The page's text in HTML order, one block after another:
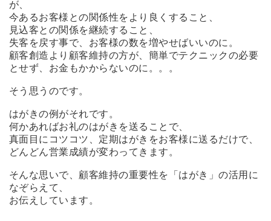
が、
今あるお客様との関係性をより良くすること、
見込客との関係を継続すること、
失客を戻す事で、お客様の数を増やせばいいのに。
顧客創造より顧客維持の方が、簡単でテクニックの必要
とせず、お金もかからないのに。。。
そう思うのです。
はがきの例がそれです。
何かあればお礼のはがきを送ることで、
真面目にコツコツ、定期はがきをお客様に送るだけで、
どんどん営業成績が変わってきます。
そんな思いで、顧客維持の重要性を「はがき」の活用に
なぞらえて、
お伝えしています。